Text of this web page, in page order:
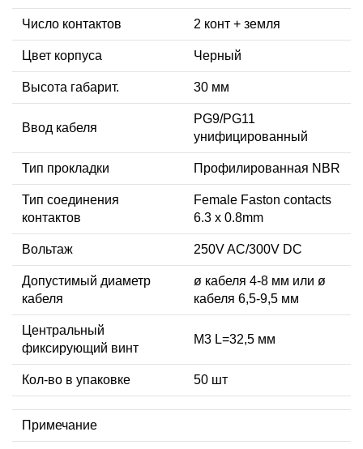
Число контактов 2 конт + земля
Цвет корпуса Черный
Высота габарит. 30 мм
Ввод кабеля
PG9/PG11
унифицированный
Тип прокладки Профилированная NBR
Тип соединения
контактов
Female Faston contacts
6.3 x 0.8mm
Вольтаж 250V AC/300V DC
Допустимый диаметр
кабеля
ø кабеля 4-8 мм или ø
кабеля 6,5-9,5 мм
Центральный
фиксирующий винт
М3 L=32,5 мм
Кол-во в упаковке 50 шт
Примечание